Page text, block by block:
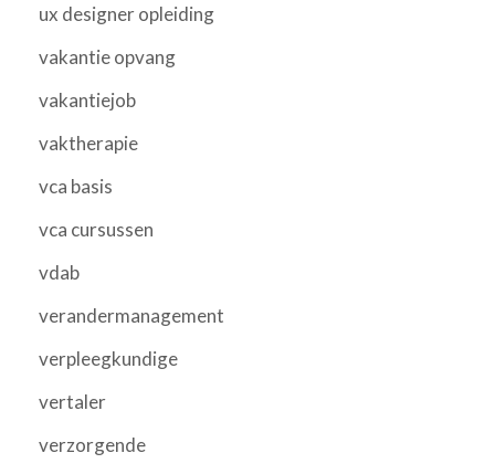
ux designer opleiding
vakantie opvang
vakantiejob
vaktherapie
vca basis
vca cursussen
vdab
verandermanagement
verpleegkundige
vertaler
verzorgende